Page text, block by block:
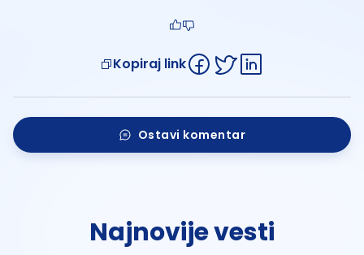
Kopiraj link
Ostavi komentar
Najnovije vesti